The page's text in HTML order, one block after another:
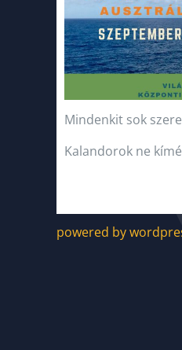
Mindenkit sok
Kalandorok ne
powered by